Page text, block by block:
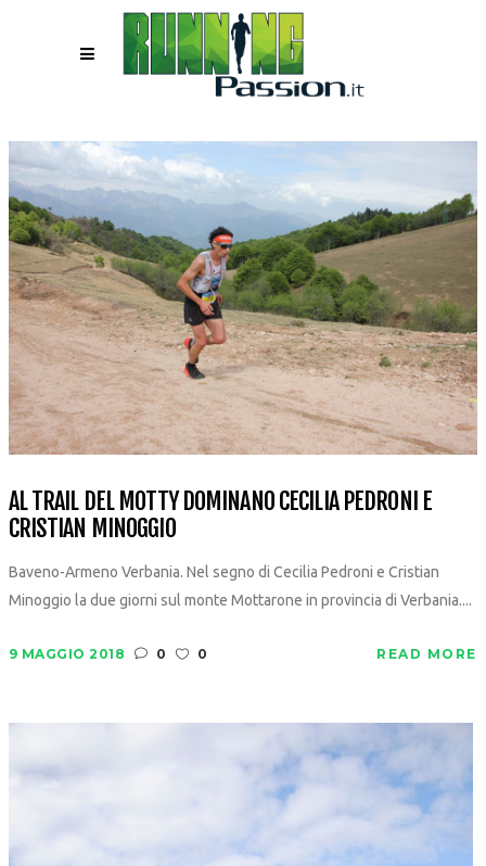
AL TRAIL DEL MOTTY DOMINANO CECILIA PEDRONI E
CRISTIAN MINOGGIO
Baveno-Armeno Verbania. Nel segno di Cecilia Pedroni e Cristian
Minoggio la due giorni sul monte Mottarone in provincia di Verbania....
9 MAGGIO 2018 0 0 READ MORE